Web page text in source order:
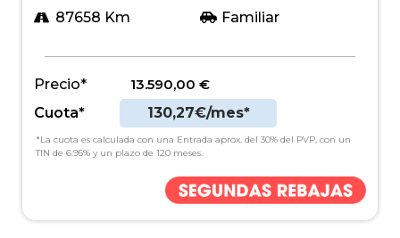
87658 Km Familiar
Precio* 13.590,00 €
Cuota*
130,27€/mes*
*La cuota es calculada con una Entrada aprox. del 30% del PVP, con un
TIN de 6.95% y un plazo de 120 meses.